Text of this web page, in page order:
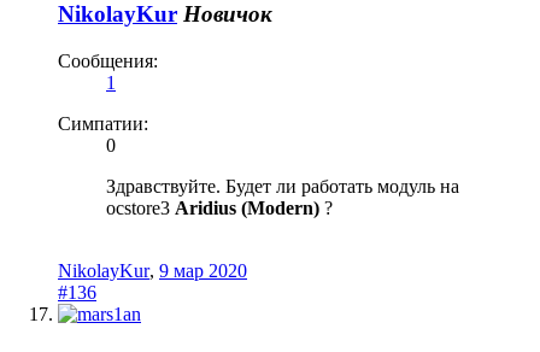
NikolayKur Новичок
Сообщения:
1
Симпатии:
0
Здравствуйте. Будет ли работать модуль на
ocstore3 Aridius (Modern) ?
NikolayKur, 9 мар 2020
#136